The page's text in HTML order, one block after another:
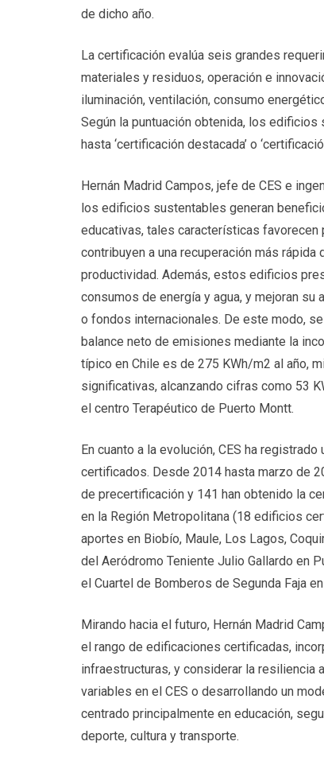
de dicho año.
La certificación evalúa seis grandes
materiales y residuos, operación e
iluminación, ventilación, consumo
Según la puntuación obtenida, los edificios
hasta ‘certificación destacada’ o
Hernán Madrid Campos, jefe de CES e
los edificios sustentables generan
educativas, tales características
contribuyen a una recuperación más
productividad. Además, estos edificios
consumos de energía y agua, y mejoran
o fondos internacionales. De este modo,
balance neto de emisiones mediante la
típico en Chile es de 275 KWh/m2 al año,
significativas, alcanzando cifras como 53
el centro Terapéutico de Puerto Montt.
En cuanto a la evolución, CES ha
certificados. Desde 2014 hasta marzo de
de precertificación y 141 han obtenido la
en la Región Metropolitana (18 edificios
aportes en Biobío, Maule, Los Lagos,
del Aeródromo Teniente Julio Gallardo en
el Cuartel de Bomberos de Segunda Faja
Mirando hacia el futuro, Hernán Madrid
el rango de edificaciones certificadas,
infraestructuras, y considerar la resiliencia
variables en el CES o desarrollando un
centrado principalmente en educación,
deporte, cultura y transporte.